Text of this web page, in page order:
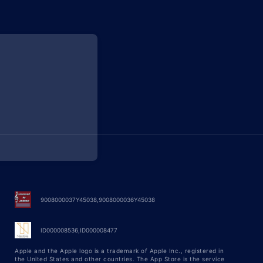
9008000037Y45038,9008000036Y45038
ID000008536,ID000008477
Apple and the Apple logo is a trademark of Apple Inc., registered in
the United States and other countries. The App Store is the service